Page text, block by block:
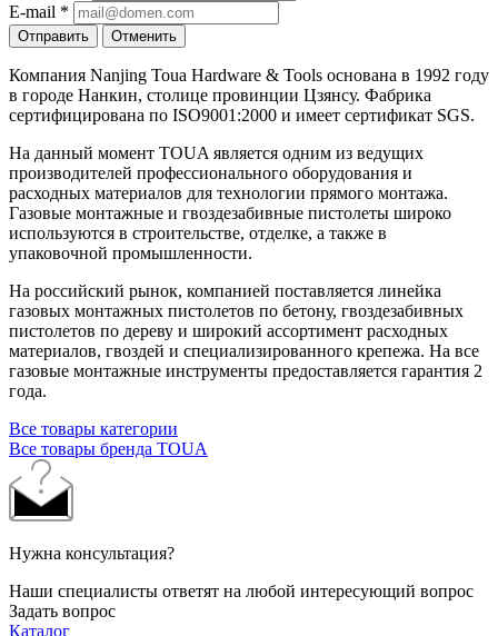
E-mail *
Отправить Отменить
Компания Nanjing Toua Hardware & Tools основана в 1992 году
в городе Нанкин, столице провинции Цзянсу. Фабрика
сертифицирована по ISO9001:2000 и имеет сертификат SGS.
На данный момент TOUA является одним из ведущих
производителей профессионального оборудования и
расходных материалов для технологии прямого монтажа.
Газовые монтажные и гвоздезабивные пистолеты широко
используются в строительстве, отделке, а также в
упаковочной промышленности.
На российский рынок, компанией поставляется линейка
газовых монтажных пистолетов по бетону, гвоздезабивных
пистолетов по дереву и широкий ассортимент расходных
материалов, гвоздей и специализированного крепежа. На все
газовые монтажные инструменты предоставляется гарантия 2
года.
Все товары категории
Все товары бренда TOUA
Нужна консультация?
Наши специалисты ответят на любой интересующий вопрос
Задать вопрос
Каталог